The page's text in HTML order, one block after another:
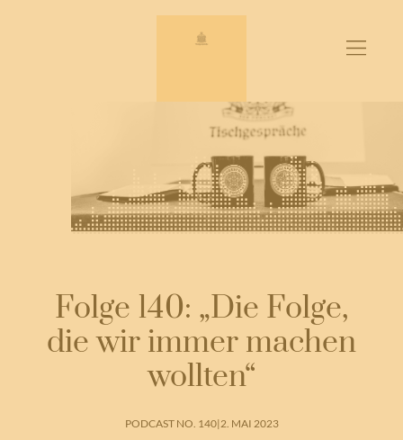
Folge 140: „Die Folge,
die wir immer machen
wollten“
PODCAST NO. 140| 2. MAI 2023